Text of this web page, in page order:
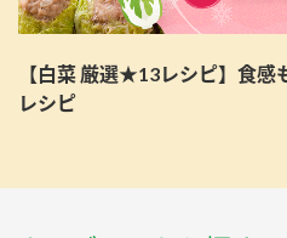
【白菜 厳選★13レシピ】食
レシピ